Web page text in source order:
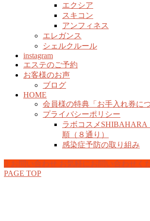
エクシア
スキコン
アンフィネス
エレガンス
シェルクルール
instagram
エステのご予約
お客様のお声
ブログ
HOME
会員様の特典「お手入れ券につ
プライバシーポリシー
ラボコスメSHIBAHARA
順（８通り）
感染症予防の取り組み
お問い合わせ お気軽にお問い合わせく
PAGE TOP